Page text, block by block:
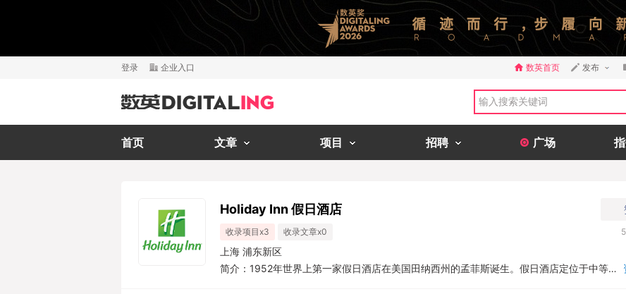
登录 企业入口 数英首页 发布
首页 文章 项目 招聘 广场
Holiday Inn 假日酒店
收录项目x3 收录文章x0 5
上海 浦东新区
简介：1952年世界上第一家假日酒店在美国田纳西州的孟菲斯诞生。假日酒店定位于中等价